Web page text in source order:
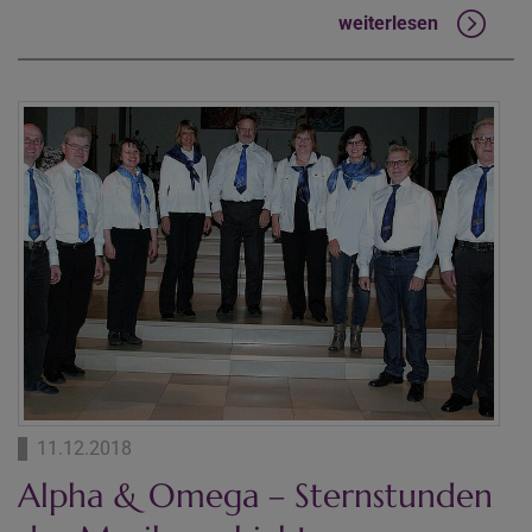
weiterlesen
11.12.2018
Alpha & Omega – Sternstunden